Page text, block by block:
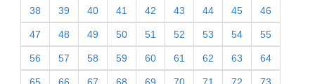
38 39 40 41 42 43 44 45 46
47 48 49 50 51 52 53 54 55
56 57 58 59 60 61 62 63 64